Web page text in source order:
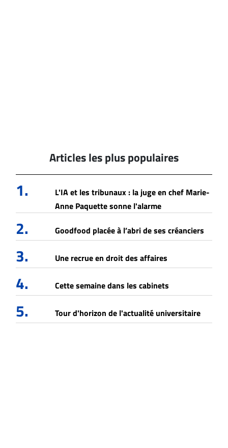
Articles les plus populaires
1.
L'IA et les tribunaux : la juge en chef Marie-
Anne Paquette sonne l'alarme
2. Goodfood placée à l’abri de ses créanciers
3. Une recrue en droit des affaires
4. Cette semaine dans les cabinets
5. Tour d'horizon de l'actualité universitaire